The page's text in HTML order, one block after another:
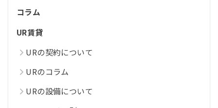
コラム
UR賃貸
URの契約について
URのコラム
URの設備について